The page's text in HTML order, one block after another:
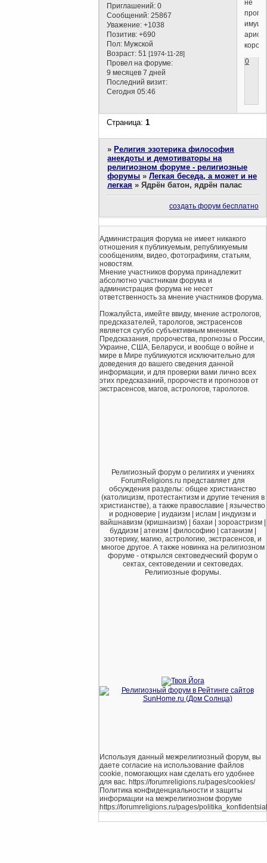
Приглашений: 0
Сообщений: 25867
Уважение: +1038
Позитив: +690
Пол: Мужской
Возраст: 51[1974-11-28]
Провел на форуме:
9 месяцев 7 дней
Последний визит:
Сегодня 05:46
не
0
Страница:1
» Религия эзотерика философия
анекдоты и демотиваторы на
религиозном форуме - религиозные
форумы »Легкая беседа, а может и не
легкая »Ядрён батон, ядрён палас
создать форум бесплатно
Администрация форума не имеет никакого
отношения к публикуемым, републикуемым
сообщениям, видео, фотографиям, статьям,
новостям.
Мнение участников форума принадлежит
абсолютно участникам форума и
администрация форума не несет
ответственность за мнение участников форума.
Пожалуйста, имейте ввиду, мнение астрологов,
предсказателей, тарологов, экстрасенсов
является сугубо субъективным мнением.
Предсказания, пророчества, прогнозы о России,
Украине, США, Беларуси, и вообще о войне и
мире в Мире публикуются исключительно для
доведения до вашего сведения данной
информации, и для проверки вами лично всех
этих предсказаний, пророчеств и прогнозов от
экстрасенсов, магов, астрологов, тарологов.
Религиозный форум о религиях и учениях
ForumReligions.ru представляет для
обсуждения разделы: общее христианство
(католицизм, протестантизм и другие течения в
христианстве), а также православие | язычество
и родноверие | иудаизм | ислам | индуизм и
вайшнавизм (кришнаизм) | бахаи | зороастризм |
буддизм | атеизм | философию | сатанизм |
эзотерику, магию, астрологию, экстрасенсов, и
многое другое. А также новинка на религиозном
форуме - открылся сектоведческий форум о
сектах, сектоведении и сектоведах.
Религиозные форумы.
Используя данный межрелигиозный форум, вы
даете согласие на использование файлов
cookie, помогающих нам сделать его удобнее
для вас. https://forumreligions.ru/pages/cookies/
Политика конфиденциальности и защиты
информации на межрелигиозном форуме
https://forumreligions.ru/pages/